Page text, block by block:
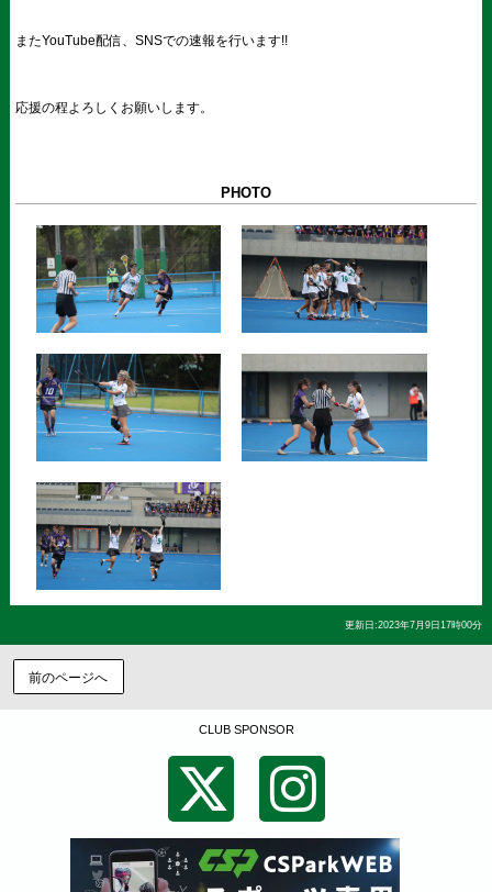
またYouTube配信、 SNSでの速報を行います!!
応援の程よろしくお願いします。
PHOTO
更新日:2023年7月9日17時00分
前のページへ
CLUB SPONSOR